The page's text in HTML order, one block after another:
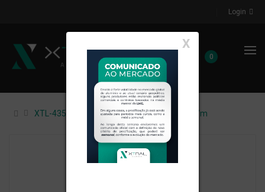
Login
0
X
XTL-435 - (XS-088) - PESO LINEAR: 0,292kg/m